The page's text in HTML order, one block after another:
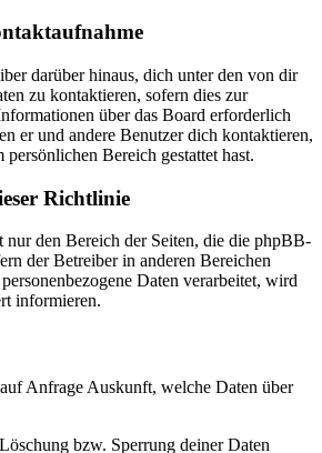
darüber hinaus, dich unter den von dir
zu kontaktieren, sofern dies zur
über das Board erforderlich
er und andere Benutzer dich kontaktieren,
Bereich gestattet hast.
Richtlinie
nur den Bereich der Seiten, die die phpBB-
der Betreiber in anderen Bereichen
Daten verarbeitet, wird
informieren.
Anfrage Auskunft, welche Daten über
bzw. Sperrung deiner Daten